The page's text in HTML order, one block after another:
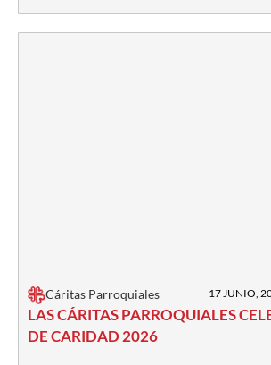
Cáritas Parroquiales 17 JUNIO,
LAS CÁRITAS PARROQUIALES
DE CARIDAD 2026